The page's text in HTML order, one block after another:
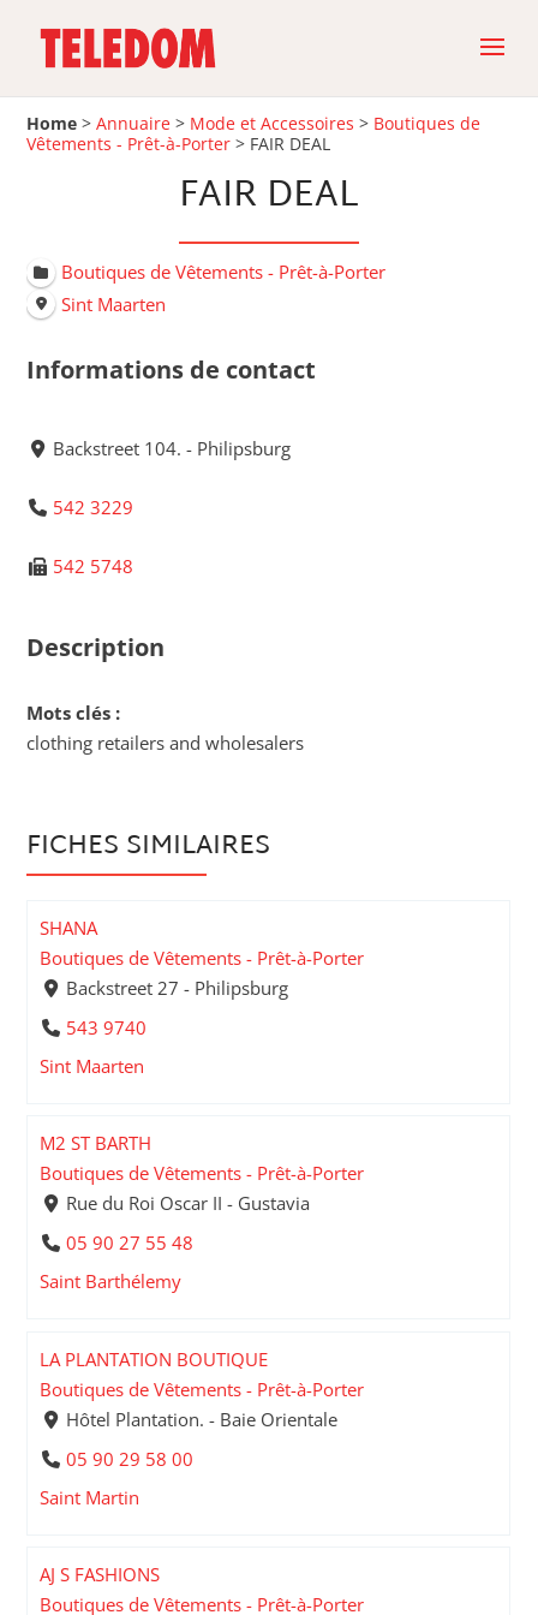
Home >Annuaire > Mode et Accessoires > Boutiques de
Vêtements - Prêt-à-Porter > FAIR DEAL
FAIR DEAL
Boutiques de Vêtements - Prêt-à-Porter
Sint Maarten
Informations de contact
Backstreet 104. - Philipsburg
542 3229
542 5748
Description
Mots clés :
clothing retailers and wholesalers
FICHES SIMILAIRES
SHANA
Boutiques de Vêtements - Prêt-à-Porter
Backstreet 27 - Philipsburg
543 9740
Sint Maarten
M2 ST BARTH
Boutiques de Vêtements - Prêt-à-Porter
Rue du Roi Oscar II - Gustavia
05 90 27 55 48
Saint Barthélemy
LA PLANTATION BOUTIQUE
Boutiques de Vêtements - Prêt-à-Porter
Hôtel Plantation. - Baie Orientale
05 90 29 58 00
Saint Martin
AJ S FASHIONS
Boutiques de Vêtements - Prêt-à-Porter